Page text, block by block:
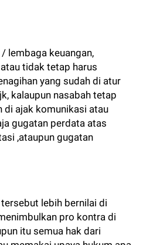
lembaga keuangan,
tidak tetap harus
yang sudah di atur
kalaupun nasabah tetap
di ajak komunikasi atau
gugatan perdata atas
,ataupun gugatan
tersebut lebih bernilai di
pro kontra di
itu semua hak dari